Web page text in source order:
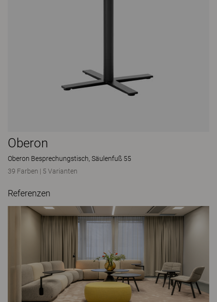
Oberon
Oberon Besprechungstisch, Säulenfuß 55
39 Farben | 5 Varianten
Referenzen